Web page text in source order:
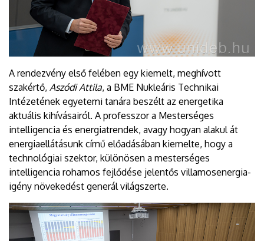
A rendezvény első felében egy kiemelt, meghívott
szakértő, Aszódi Attila, a BME Nukleáris Technikai
Intézetének egyetemi tanára beszélt az energetika
aktuális kihívásairól. A professzor a Mesterséges
intelligencia és energiatrendek, avagy hogyan alakul át
energiaellátásunk című előadásában kiemelte, hogy a
technológiai szektor, különösen a mesterséges
intelligencia rohamos fejlődése jelentős villamosenergia-
igény növekedést generál világszerte.